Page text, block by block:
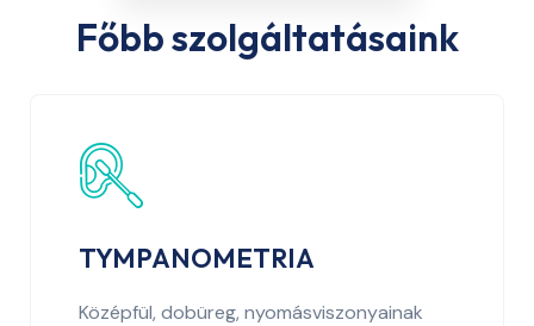
Főbb szolgáltatásaink
TYMPANOMETRIA
Középfül, dobüreg, nyomásviszonyainak